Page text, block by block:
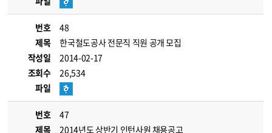
번호
48
제목
한국철도공사 전문직 직원 공개 모집
작성일
2014-02-17
조회수
26,534
파일
번호
47
제목
2014년도 상반기 인턴사원 채용공고